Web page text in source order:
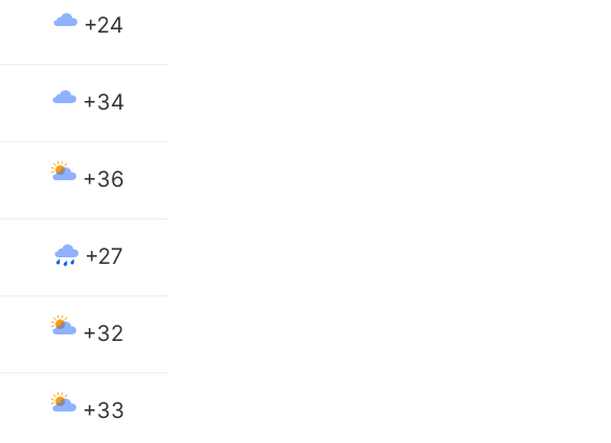
+24
+34
+36
+27
+32
+33